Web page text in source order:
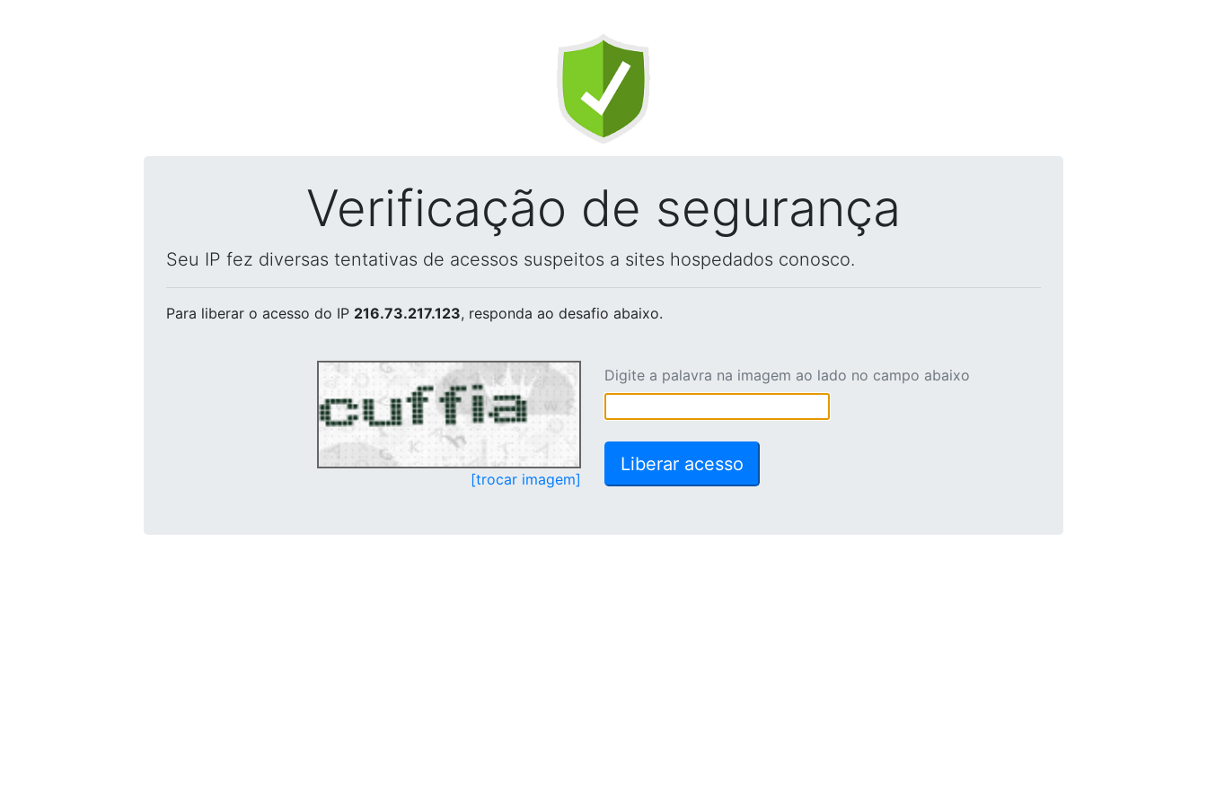
Verificação de segurança
Seu IP fez diversas tentativas de acessos suspeitos a sites hospedados conosco.
Para liberar o acesso do IP 216.73.217.123, responda ao desafio abaixo.
[trocar imagem]
Digite a palavra na imagem ao lado no campo abaixo